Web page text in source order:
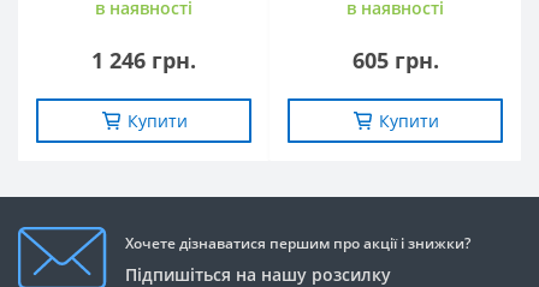
в наявностi
1 246 грн.
Купити
в наявностi
605 грн.
Купити
Хочете дізнаватися першим про акції і знижки?
Підпишіться на нашу розсилку